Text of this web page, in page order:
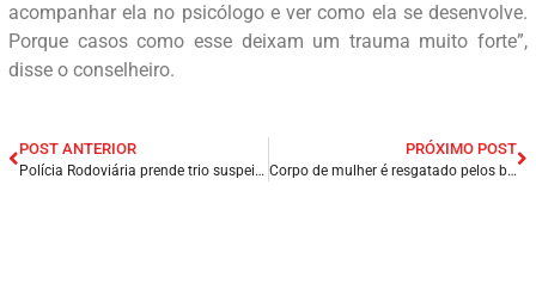
acompanhar ela no psicólogo e ver como ela se desenvolve.
Porque casos como esse deixam um trauma muito forte”,
disse o conselheiro.
POST ANTERIOR
Polícia Rodoviária prende trio suspeito durante assalto a van na BR-135 no Maranhão.
PRÓXIMO POST
Corpo de mulher é resgatado pelos bombeiros em canal na Zona Norte do Recife.